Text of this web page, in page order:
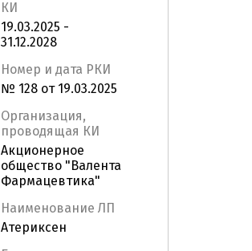
КИ
19.03.2025 -
31.12.2028
Номер и дата РКИ
№ 128 от 19.03.2025
Организация,
проводящая КИ
Акционерное
общество "Валента
Фармацевтика"
Наименование ЛП
Атериксен